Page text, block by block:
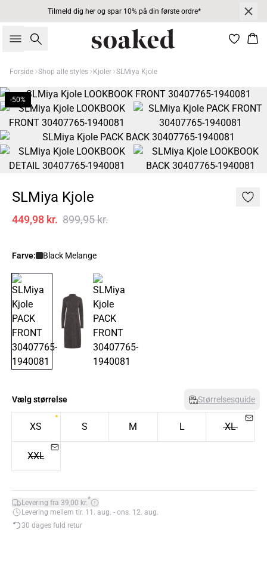
Tilmeld dig her og spar 10% på din første ordre*
Søg
Forside Shop alle styles Kjoler SLMiya Kjole
-50%
SLMiya Kjole
449,98 kr. 899,95 kr.
Farve: Black Melange
Vælg størrelse Størrelsesguide
XS S M L XL
XXL
Levering fra 39,00 kr.*
Levering mellem tir. 11. aug. - ons. 12. aug.
30 dages fuld retur